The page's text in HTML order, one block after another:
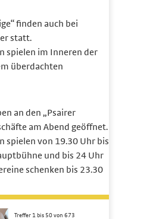
finden auch bei
statt.
spielen im Inneren der
überdachten
an den „Psairer
am Abend geöffnet.
spielen von 19.30 Uhr bis
und bis 24 Uhr
schenken bis 23.30
Treffer 1 bis 50 von 673